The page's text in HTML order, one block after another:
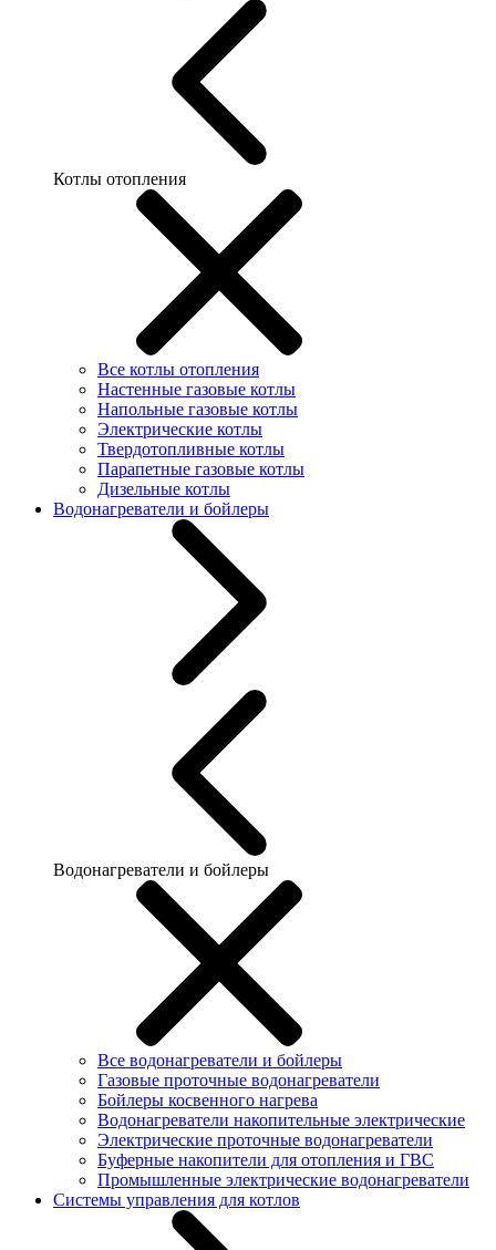
Котлы отопления
Все котлы отопления
Настенные газовые котлы
Напольные газовые котлы
Электрические котлы
Твердотопливные котлы
Парапетные газовые котлы
Дизельные котлы
Водонагреватели и бойлеры
Водонагреватели и бойлеры
Все водонагреватели и бойлеры
Газовые проточные водонагреватели
Бойлеры косвенного нагрева
Водонагреватели накопительные электрические
Электрические проточные водонагреватели
Буферные накопители для отопления и ГВС
Промышленные электрические водонагреватели
Системы управления для котлов